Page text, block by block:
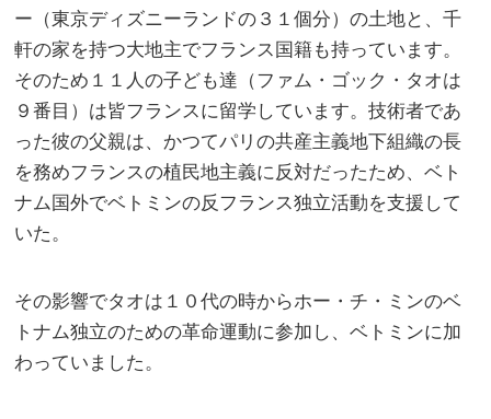
ー（東京ディズニーランドの３１個分）の土地と、千
軒の家を持つ大地主でフランス国籍も持っています。
そのため１１人の子ども達（ファム・ゴック・タオは
９番目）は皆フランスに留学しています。技術者であ
った彼の父親は、かつてパリの共産主義地下組織の長
を務めフランスの植民地主義に反対だったため、ベト
ナム国外でベトミンの反フランス独立活動を支援して
いた。
その影響でタオは１０代の時からホー・チ・ミンのベ
トナム独立のための革命運動に参加し、ベトミンに加
わっていました。